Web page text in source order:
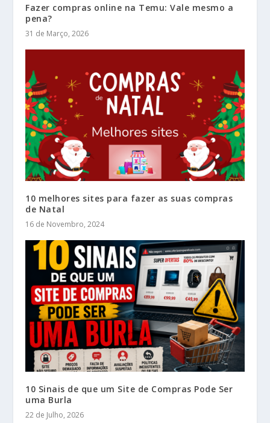
Fazer compras online na Temu: Vale mesmo a
pena?
31 de Março, 2026
10 melhores sites para fazer as suas compras
de Natal
16 de Novembro, 2024
10 Sinais de que um Site de Compras Pode Ser
uma Burla
22 de Julho, 2026